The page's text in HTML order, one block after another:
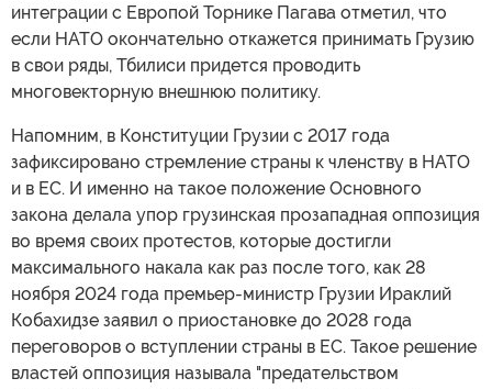
интеграции с Европой Торнике Пагава отметил, что
если НАТО окончательно откажется принимать Грузию
в свои ряды, Тбилиси придется проводить
многовекторную внешнюю политику.
Напомним, в Конституции Грузии с 2017 года
зафиксировано стремление страны к членству в НАТО
и в ЕС. И именно на такое положение Основного
закона делала упор грузинская прозападная оппозиция
во время своих протестов, которые достигли
максимального накала как раз после того, как 28
ноября 2024 года премьер-министр Грузии Ираклий
Кобахидзе заявил о приостановке до 2028 года
переговоров о вступлении страны в ЕС. Такое решение
властей оппозиция называла "предательством